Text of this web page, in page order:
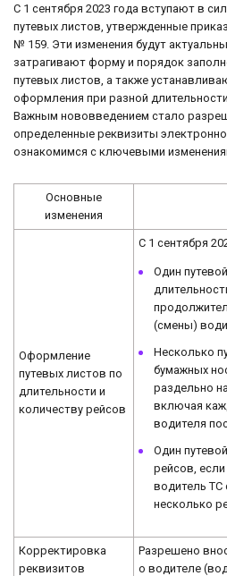
С 1 сентября 2023 года вступают в
путевых листов, утвержденные
№ 159. Эти изменения будут
затрагивают форму и порядок
путевых листов, а также
оформления при разной
Важным нововведением стало
определенные реквизиты
ознакомимся с ключевыми
Основные
изменения
Оформление
путевых листов по
длительности и
количеству рейсов
С 1 сентября
Один
(смены)
Несколько
бумажных
раздельно
включая
водителя
Один
рейсов,
водитель ТС
несколько
Корректировка
реквизитов
Разрешено
о водителе